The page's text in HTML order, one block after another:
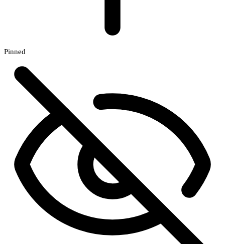
Pinned